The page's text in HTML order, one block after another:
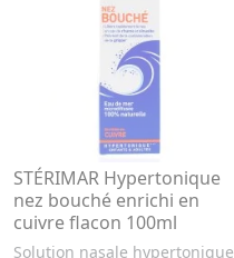
STÉRIMAR Hypertonique
nez bouché enrichi en
cuivre flacon 100ml
Solution nasale hypertonique